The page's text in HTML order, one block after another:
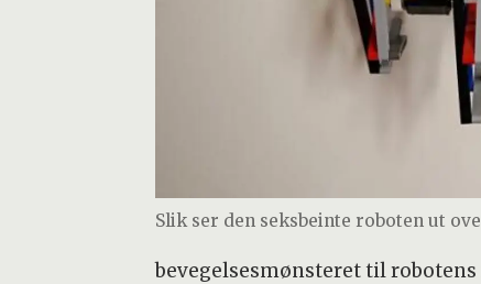
Slik ser den seksbeinte roboten ut
bevegelsesmønsteret til